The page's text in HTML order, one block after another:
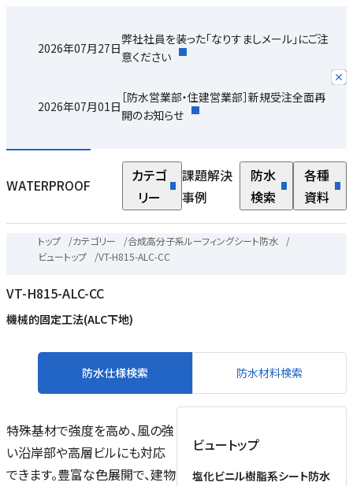
2026年07月27日
弊社社員を装った「なりすましメール」にご注
意ください
2026年07月01日
［防水営業部・住建営業部］新規受注全面再
開のお知らせ
WATERPROOF
カテゴ
リー
課題解決
事例
防水
検索
各種
資料
トップ /カテゴリー /合成高分子系ルーフィングシート防水
/
ビュートップ
/VT-H815-ALC-CC
VT-H815-ALC-CC
機械的固定工法(ALC下地)
防水仕様検索 防水材料検索
特殊基材で強度を高め、風の強
い沿岸部や高層ビルにも対応
できます。豊富な色展開で、建物
ビュートップ
塩化ビニル樹脂系シート防水